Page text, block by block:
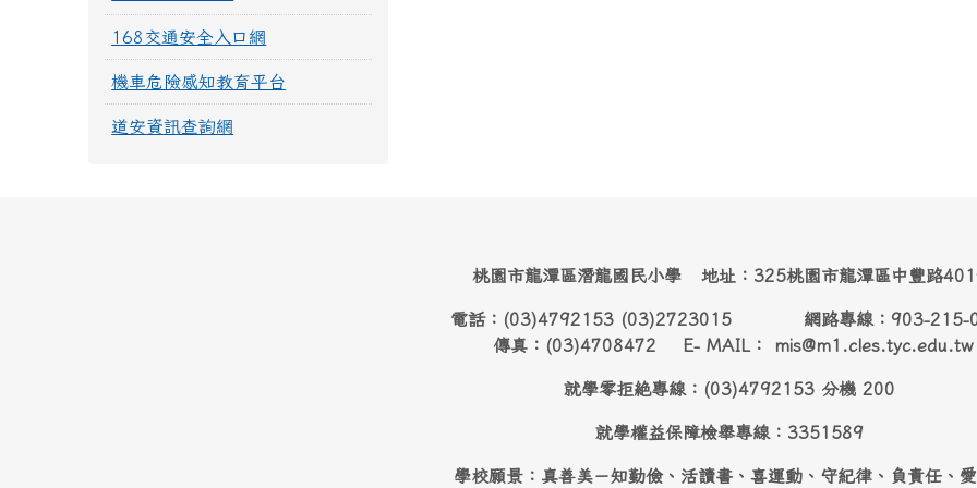
168交通安全入口網
機車危險感知教育平台
道安資訊查詢網
桃園市龍潭區潛龍國民小學 地址：325桃園市龍潭區中豐路
電話：(03)4792153 (03)2723015 網路專線：903-215-
傳真：(03)4708472 E- MAIL： mis@m1.cles.tyc.edu.tw
就學零拒絶專線：(03)4792153 分機 200
就學權益保障檢舉專線：3351589
學校願景：真善美－知勤儉、活讀書、喜運動、守紀律、負責任、